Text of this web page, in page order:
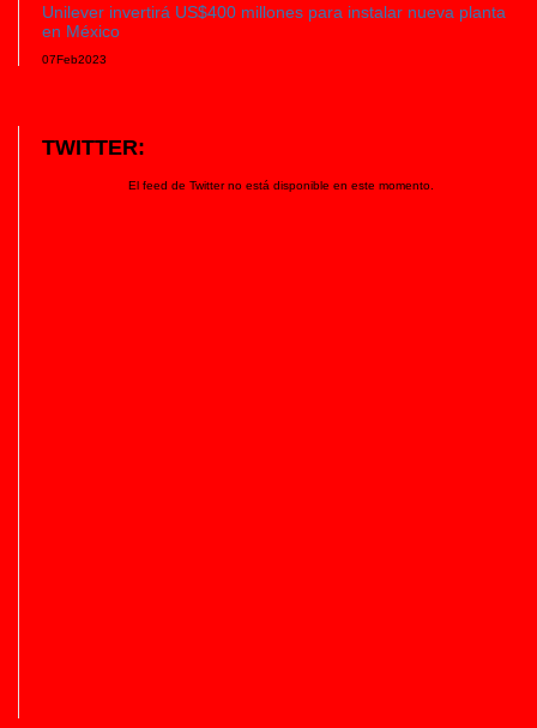
Unilever invertirá US$400 millones para instalar nueva planta
en México
07Feb2023
TWITTER:
El feed de Twitter no está disponible en este momento.